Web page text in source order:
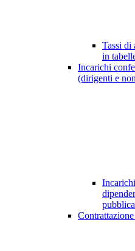
Tassi di
in
Incarichi
(dirigenti e